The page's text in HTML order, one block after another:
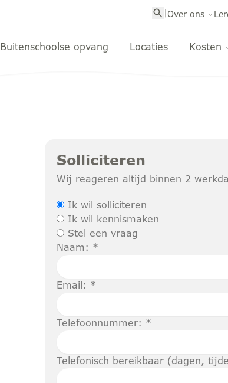
|Over ons
Buitenschoolse opvang Locaties Kosten
Solliciteren
Wij reageren altijd binnen 2
Ik wil solliciteren
Ik wil kennismaken
Stel een vraag
Naam: *
Email: *
Telefoonnummer: *
Telefonisch bereikbaar (dagen,